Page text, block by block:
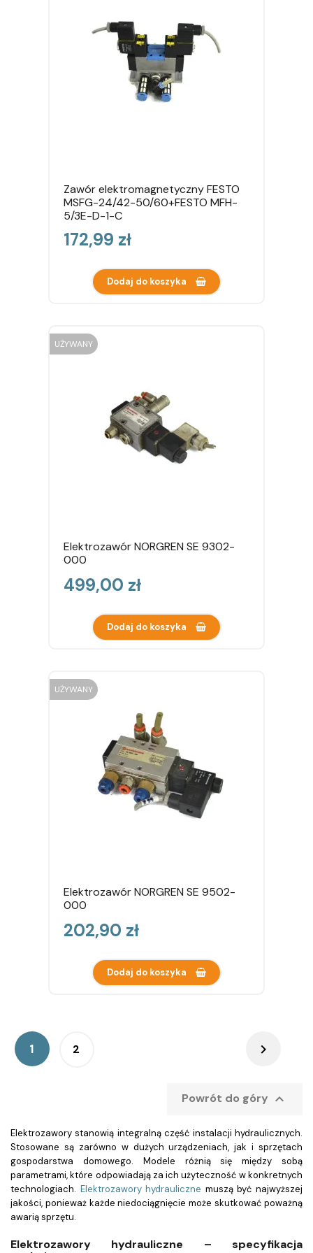
Zawór elektromagnetyczny FESTO
MSFG-24/42-50/60+FESTO MFH-
5/3E-D-1-C
Cena
172,99 zł
Dodaj do koszyka
UŻYWANY
Elektrozawór NORGREN SE 9302-
000
Cena
499,00 zł
Dodaj do koszyka
UŻYWANY
Elektrozawór NORGREN SE 9502-
000
Cena
202,90 zł
Dodaj do koszyka
1 2 
Powrót do góry 
Elektrozawory stanowią integralną część instalacji hydraulicznych.
Stosowane są zarówno w dużych urządzeniach, jak i sprzętach
gospodarstwa domowego. Modele różnią się między sobą
parametrami, które odpowiadają za ich użyteczność w konkretnych
technologiach. Elektrozawory hydrauliczne muszą być najwyższej
jakości, ponieważ każde niedociągnięcie może skutkować poważną
awarią sprzętu.
Elektrozawory hydrauliczne – specyfikacja